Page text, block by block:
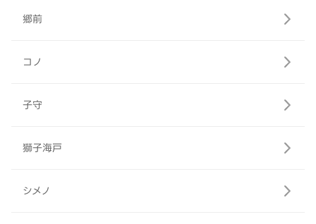
郷前
コノ
子守
獅子海戸
シメノ